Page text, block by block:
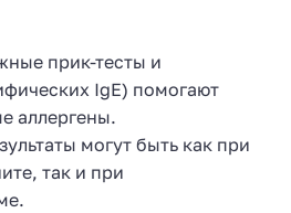
прик-тесты и
IgE) помогают
аллергены.
могут быть как при
так и при